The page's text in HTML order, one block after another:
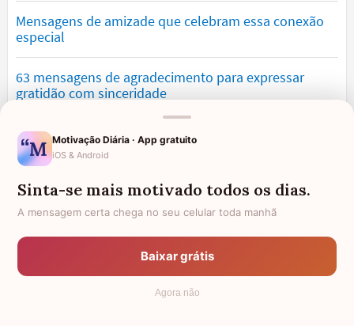
Mensagens de amizade que celebram essa conexão
especial
63 mensagens de agradecimento para expressar
gratidão com sinceridade
Mensagens de saudade que tocam o coração e
expressam falta
Mensagens de otimismo que vão encher você de
confiança
Mensagens para namorado: declare o seu amor com
Motivação Diária · App gratuito
iOS & Android
Sinta-se mais motivado todos os dias.
A mensagem certa chega no seu celular toda manhã
Baixar grátis
Agora não